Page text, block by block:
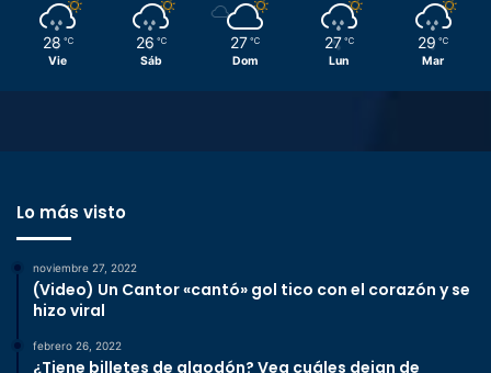
28 ℃
Vie
26 ℃
Sáb
27 ℃
Dom
27 ℃
Lun
29 ℃
Mar
Lo más visto
noviembre 27, 2022
(Video) Un Cantor «cantó» gol tico con el corazón y se
hizo viral
febrero 26, 2022
¿Tiene billetes de algodón? Vea cuáles dejan de